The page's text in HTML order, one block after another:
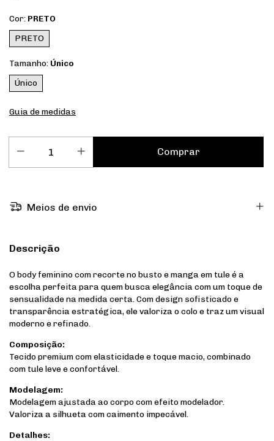
Cor: PRETO
PRETO
Tamanho: Único
Único
Guia de medidas
Meios de envio
Descrição
O body feminino com recorte no busto e manga em tule é a
escolha perfeita para quem busca elegância com um toque de
sensualidade na medida certa. Com design sofisticado e
transparência estratégica, ele valoriza o colo e traz um visual
moderno e refinado.
Composição:
Tecido premium com elasticidade e toque macio, combinado
com tule leve e confortável.
Modelagem:
Modelagem ajustada ao corpo com efeito modelador.
Valoriza a silhueta com caimento impecável.
Detalhes: